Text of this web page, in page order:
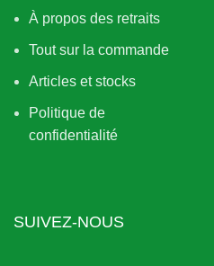
À propos des retraits
Tout sur la commande
Articles et stocks
Politique de
confidentialité
SUIVEZ-NOUS